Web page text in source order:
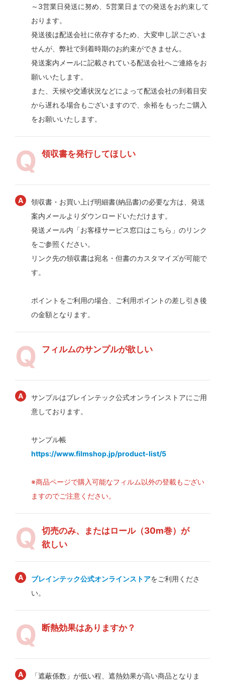
～3営業日発送に努め、5営業日までの発送をお約束して
おります。
発送後は配送会社に依存するため、大変申し訳ございま
せんが、弊社で到着時期のお約束ができません。
発送案内メールに記載されている配送会社へご連絡をお
願いいたします。
また、天候や交通状況などによって配送会社の到着目安
から遅れる場合もございますので、余裕をもったご購入
をお願いいたします。
領収書を発行してほしい
領収書・お買い上げ明細書(納品書)の必要な方は、発送
案内メールよりダウンロードいただけます。
発送メール内「お客様サービス窓口はこちら」のリンク
をご参照ください。
リンク先の領収書は宛名・但書のカスタマイズが可能で
す。
ポイントをご利用の場合、ご利用ポイントの差し引き後
の金額となります。
フィルムのサンプルが欲しい
サンプルはブレインテック公式オンラインストアにご用
意しております。
サンプル帳
https://www.filmshop.jp/product-list/5
※商品ページで購入可能なフィルム以外の登載もござい
ますのでご注意ください。
切売のみ、またはロール（30m巻）が
欲しい
ブレインテック公式オンラインストアをご利用くださ
い。
断熱効果はありますか？
「遮蔽係数」が低い程、遮熱効果が高い商品となりま